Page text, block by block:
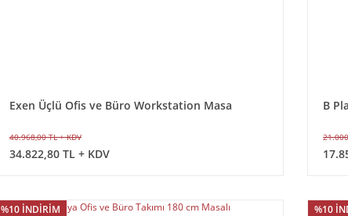
Exen Üçlü Ofis ve Büro Workstation Masa
40.968,00 TL + KDV
34.822,80 TL + KDV
B
%10 İNDİRİM %10